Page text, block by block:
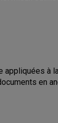
appliquées à
en